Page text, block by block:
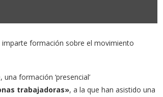
imparte formación sobre el movimiento
formación ‘presencial’
trabajadoras», a la que han asistido una